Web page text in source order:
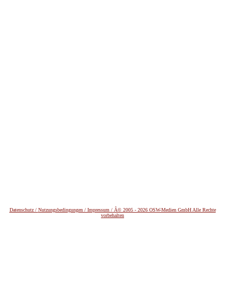
Datenschutz / Nutzungsbedingungen / Impressum / Â© 2005 - 2026 OSW-Medien GmbH Alle Rechte
vorbehalten